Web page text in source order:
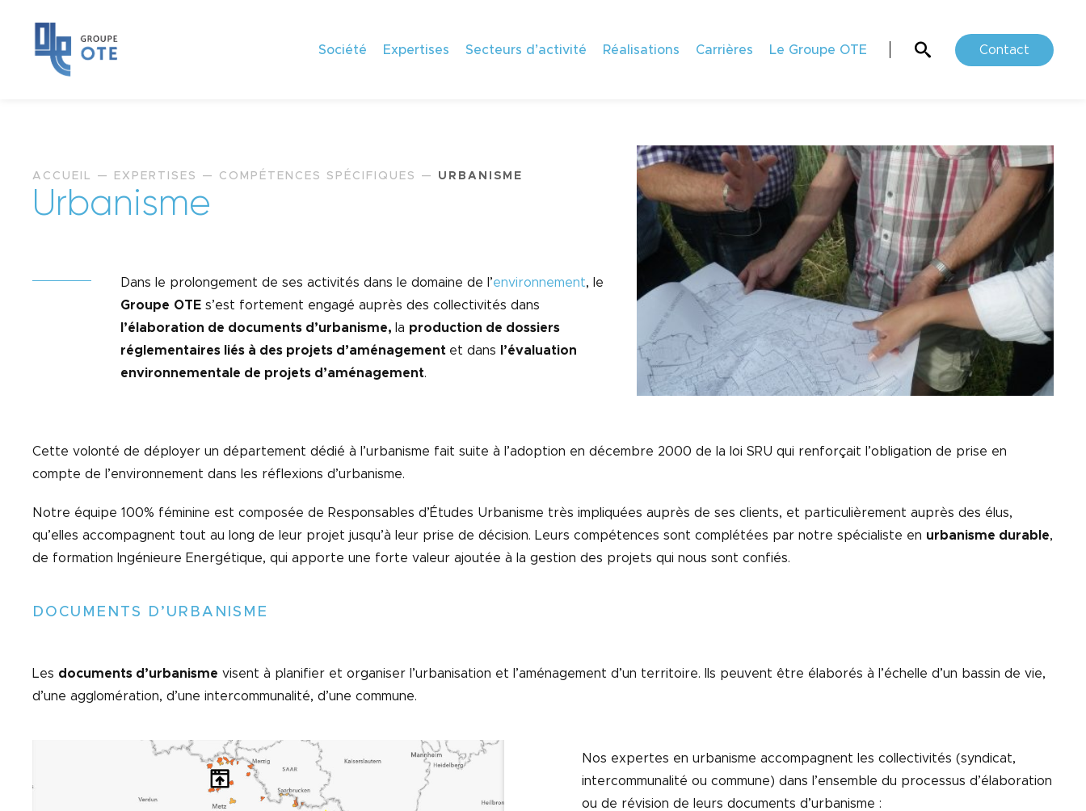
Société Expertises Secteurs d’activité Réalisations Carrières Le Groupe OTE Contact
ACCUEIL — EXPERTISES — COMPÉTENCES SPÉCIFIQUES — URBANISME
Urbanisme
Dans le prolongement de ses activités dans le domaine de l’environnement, le
Groupe OTE s’est fortement engagé auprès des collectivités dans
l’élaboration de documents d’urbanisme, la production de dossiers
réglementaires liés à des projets d’aménagement et dans
l’évaluation
environnementale de projets d’aménagement.
Cette volonté de déployer un département dédié à l’urbanisme fait suite à l’adoption en décembre 2000 de la loi SRU qui renforçait l’obligation de prise en
compte de l’environnement dans les réflexions d’urbanisme.
Notre équipe 100% féminine est composée de Responsables d’Études Urbanisme très impliquées auprès de ses clients, et particulièrement auprès des élus,
qu’elles accompagnent tout au long de leur projet jusqu’à leur prise de décision. Leurs compétences sont complétées par notre spécialiste en urbanisme durable,
de formation Ingénieure Energétique, qui apporte une forte valeur ajoutée à la gestion des projets qui nous sont confiés.
DOCUMENTS D’URBANISME
Les documents d’urbanisme visent à planifier et organiser l’urbanisation et l’aménagement d’un territoire. Ils peuvent être élaborés à l’échelle d’un bassin de vie,
d’une agglomération, d’une intercommunalité, d’une commune.
Nos expertes en urbanisme accompagnent les collectivités (syndicat,
intercommunalité ou commune) dans l’ensemble du processus d’élaboration
ou de révision de leurs documents d’urbanisme :